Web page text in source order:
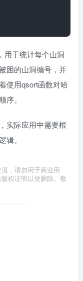
用于统计每个山洞
困的山洞编号，并
使用qsort函数对哈
。
实际应用中需要根
。
，请勿用于商业用
权证明以便删除。敬